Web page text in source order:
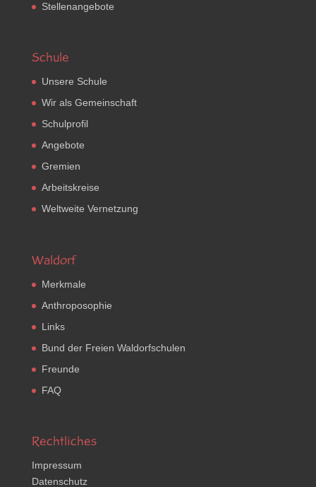
Stellenangebote
Schule
Unsere Schule
Wir als Gemeinschaft
Schulprofil
Angebote
Gremien
Arbeitskreise
Weltweite Vernetzung
Waldorf
Merkmale
Anthroposophie
Links
Bund der Freien Waldorfschulen
Freunde
FAQ
Rechtliches
Impressum
Datenschutz